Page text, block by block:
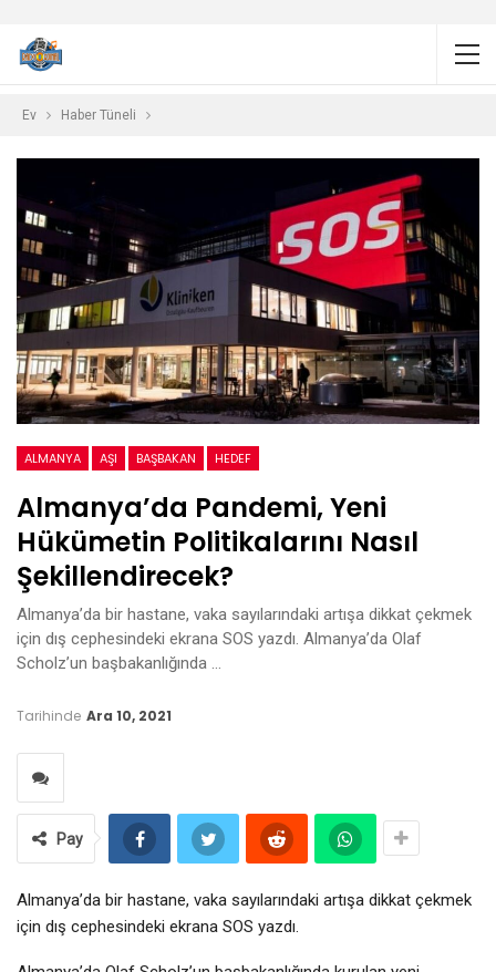
Ev Haber Tüneli
ALMANYA AŞI BAŞBAKAN HEDEF
Almanya’da Pandemi, Yeni
Hükümetin Politikalarını Nasıl
Şekillendirecek?
Almanya’da bir hastane, vaka sayılarındaki artışa dikkat çekmek
için dış cephesindeki ekrana SOS yazdı. Almanya’da Olaf
Scholz’un başbakanlığında …
Tarihinde Ara 10, 2021
Pay
Almanya’da bir hastane, vaka sayılarındaki artışa dikkat çekmek
için dış cephesindeki ekrana SOS yazdı.